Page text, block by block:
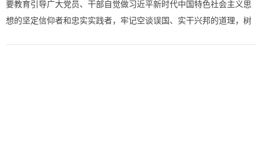
要教育引导广大党员、干部自觉做习近平新时代中国特色社会主义思
想的坚定信仰者和忠实实践者，牢记空谈误国、实干兴邦的道理，树